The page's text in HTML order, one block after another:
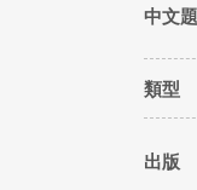
中文
類型
出版